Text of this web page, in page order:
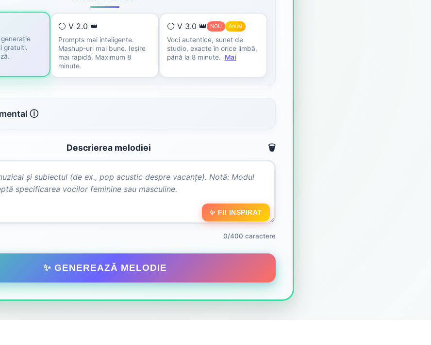
gratuiti.
⚪ V 2.0 👑
Prompts mai inteligente.
Mashup-uri mai bune. Ieșire
mai rapidă. Maximum 8
minute.
⚪ V 3.0 👑 NOU Anual
Voci autentice, sunet de
studio, exacte în orice limbă,
până la 8 minute.
Mai
ⓘ
Descrierea melodiei 🗑️
✨ FII INSPIRAT
0/400 caractere
✨ GENEREAZĂ MELODIE